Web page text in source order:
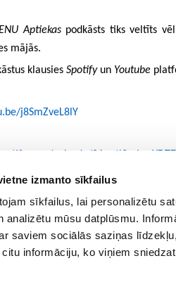
izmanto sīkfailus
sīkfailus, lai personalizētu
analizētu mūsu datplūsmu.
saviem sociālās saziņas
informāciju, ko viņiem
Aptiekas podkāsts tiks veltīts
mājās.
klausies Spotifyun Youtube
j8SmZveL8lY
kopā!